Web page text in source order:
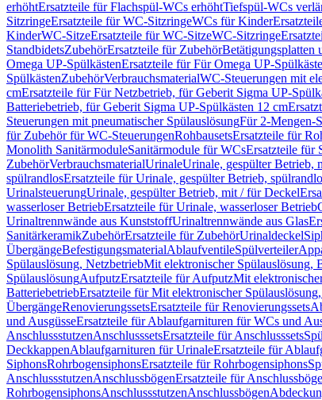
erhöhtErsatzteile für Flachspül-WCs erhöhtTiefspül-WCs
SitzringeErsatzteile für WC-SitzringeWCs für Kinder
KinderWC-SitzeErsatzteile für WC-SitzeWC-Sitzringe
StandbidetsZubehörErsatzteile für ZubehörBetätigungsplatten
Omega UP-SpülkästenErsatzteile für Für Omega UP-
SpülkästenZubehörVerbrauchsmaterialWC-Steuerungen mit
cmErsatzteile für Für Netzbetrieb, für Geberit Sigma UP-
Batteriebetrieb, für Geberit Sigma UP-Spülkästen 12 cm
Steuerungen mit pneumatischer SpülauslösungFür 2-Mengen-
für Zubehör für WC-SteuerungenRohbausetsErsatzteile für
Monolith SanitärmoduleSanitärmodule für WCsErsatzteile für
ZubehörVerbrauchsmaterialUrinaleUrinale, gespülter Betrieb,
spülrandlosErsatzteile für Urinale, gespülter Betrieb,
UrinalsteuerungUrinale, gespülter Betrieb, mit / für Deckel
wasserloser BetriebErsatzteile für Urinale, wasserloser Betrieb
Urinaltrennwände aus KunststoffUrinaltrennwände aus Glas
SanitärkeramikZubehörErsatzteile für ZubehörUrinaldeckel
ÜbergängeBefestigungsmaterialAblaufventileSpülverteiler
Spülauslösung, NetzbetriebMit elektronischer Spülauslösung,
SpülauslösungAufputzErsatzteile für AufputzMit
BatteriebetriebErsatzteile für Mit elektronischer
ÜbergängeRenovierungssetsErsatzteile für Renovierungssets
und AusgüsseErsatzteile für Ablaufgarnituren für WCs und
AnschlussstutzenAnschlusssetsErsatzteile für Anschlusssets
DeckkappenAblaufgarnituren für UrinaleErsatzteile für
SiphonsRohrbogensiphonsErsatzteile für Rohrbogensiphons
AnschlussstutzenAnschlussbögenErsatzteile für
RohrbogensiphonsAnschlussstutzenAnschlussbögen